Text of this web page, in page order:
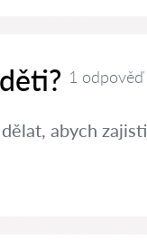
1 odpověď
abych